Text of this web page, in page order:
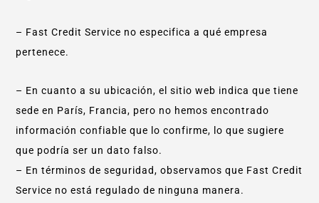
– Fast Credit Service no especifica a qué empresa
pertenece.
– En cuanto a su ubicación, el sitio web indica que tiene
sede en París, Francia, pero no hemos encontrado
información confiable que lo confirme, lo que sugiere
que podría ser un dato falso.
– En términos de seguridad, observamos que Fast Credit
Service no está regulado de ninguna manera.